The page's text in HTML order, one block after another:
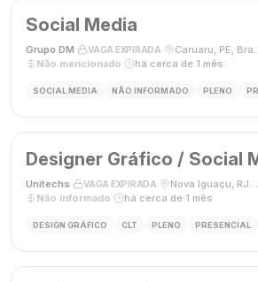
Social Media
Grupo DM VAGA EXPIRADA
Não mencionado
há cerca de 1 mês
SOCIAL MEDIA NÃO INFORMADO PLENO
Designer Gráfico / Social
Unitechs VAGA EXPIRADA Nova Iguaçu, RJ, Brasil
Não informado
há cerca de 1 mês
DESIGN GRÁFICO CLT PLENO PRESENCIAL